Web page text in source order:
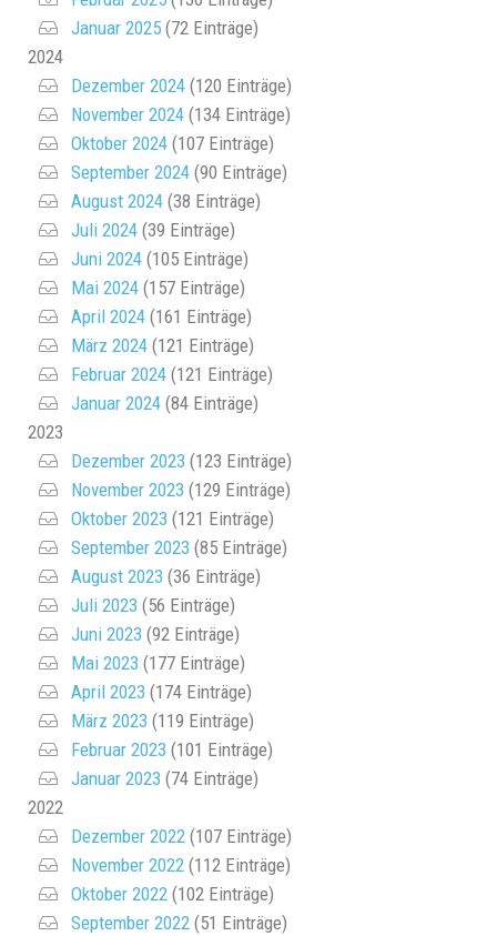
Januar 2025 (72 Einträge)
2024
Dezember 2024 (120 Einträge)
November 2024 (134 Einträge)
Oktober 2024 (107 Einträge)
September 2024 (90 Einträge)
August 2024 (38 Einträge)
Juli 2024 (39 Einträge)
Juni 2024 (105 Einträge)
Mai 2024 (157 Einträge)
April 2024 (161 Einträge)
März 2024 (121 Einträge)
Februar 2024 (121 Einträge)
Januar 2024 (84 Einträge)
2023
Dezember 2023 (123 Einträge)
November 2023 (129 Einträge)
Oktober 2023 (121 Einträge)
September 2023 (85 Einträge)
August 2023 (36 Einträge)
Juli 2023 (56 Einträge)
Juni 2023 (92 Einträge)
Mai 2023 (177 Einträge)
April 2023 (174 Einträge)
März 2023 (119 Einträge)
Februar 2023 (101 Einträge)
Januar 2023 (74 Einträge)
2022
Dezember 2022 (107 Einträge)
November 2022 (112 Einträge)
Oktober 2022 (102 Einträge)
September 2022 (51 Einträge)